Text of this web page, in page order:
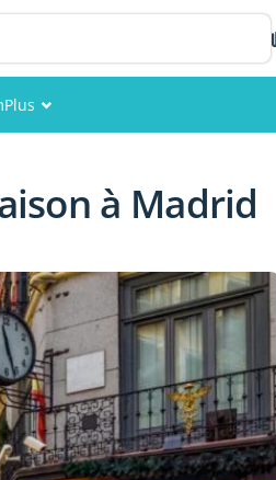
Plus
Membres à Madrid